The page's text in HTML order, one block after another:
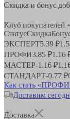
Скидка и бонус до
Клуб покупателей
СтатусСкидка
ЭКСПЕРТ5.39 ₽
ПРОФИ3.85 ₽1.16
МАСТЕР-1.16 ₽
СТАНДАРТ-0.77 ₽
Как стать
Доставим
Доставка